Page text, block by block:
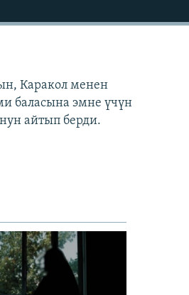
1080p
Каракол менен
баласына эмне үчүн
айтып берди.